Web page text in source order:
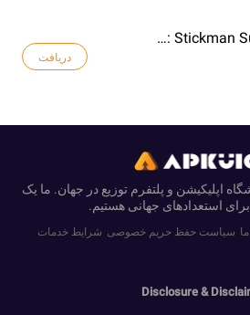
Web Master: Stickman Superhero
دریافت
اپلیکیشن و پلتفرم توزیع در جهان. ما یک
استعدادهای جهانی هستیم.
سیاست حفظ حریم خصوصی شرایط خدمات
Disclosure &